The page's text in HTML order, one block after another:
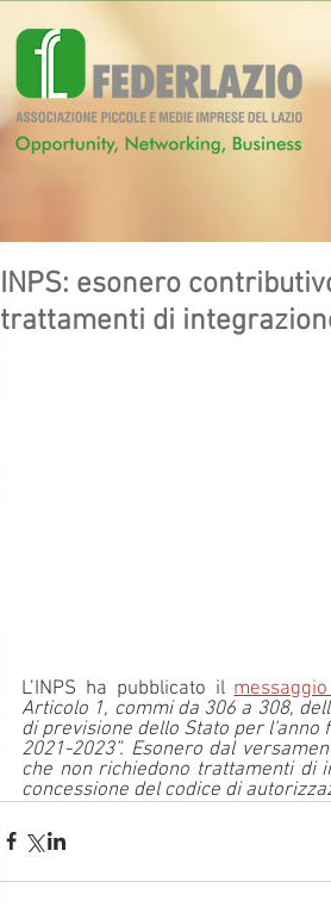
INPS: esonero
trattamenti di
L’INPS ha pubblicato il
Articolo 1, commi da 306 a 308,
di previsione dello Stato per
2021-2023”. Esonero dal
che non richiedono trattamenti di
concessione del codice di